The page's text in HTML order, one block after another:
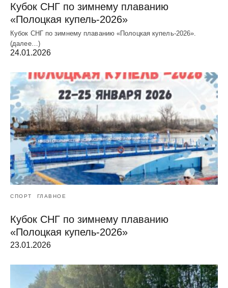
Кубок СНГ по зимнему плаванию
«Полоцкая купель-2026»
Кубок СНГ по зимнему плаванию «Полоцкая купель-2026».
(далее…)
24.01.2026
СПОРТ ГЛАВНОЕ
Кубок СНГ по зимнему плаванию
«Полоцкая купель-2026»
23.01.2026